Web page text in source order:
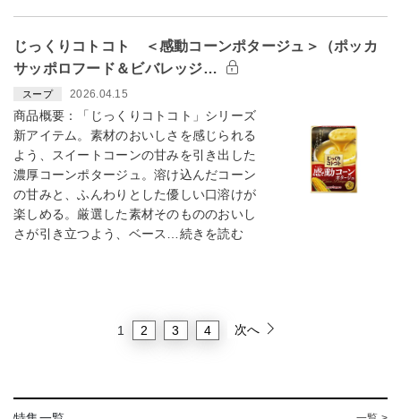
じっくりコトコト ＜感動コーンポタージュ＞（ポッカ
サッポロフード＆ビバレッジ…
スープ 2026.04.15
商品概要：「じっくりコトコト」シリーズ
新アイテム。素材のおいしさを感じられる
よう、スイートコーンの甘みを引き出した
濃厚コーンポタージュ。溶け込んだコーン
の甘みと、ふんわりとした優しい口溶けが
楽しめる。厳選した素材そのもののおいし
さが引き立つよう、ベース…続きを読む
1 2 3 4 次へ